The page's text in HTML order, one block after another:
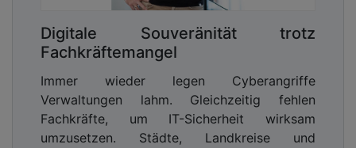
Digitale Souveränität trotz
Fachkräftemangel
Immer wieder legen Cyberangriffe
Verwaltungen lahm. Gleichzeitig fehlen
Fachkräfte, um IT-Sicherheit wirksam
umzusetzen. Städte, Landkreise und